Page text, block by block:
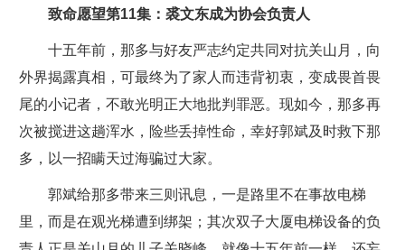
致命愿望第11集：裘文东成为协会负责人
十五年前，那多与好友严志约定共同对抗关山月，向
外界揭露真相，可最终为了家人而违背初衷，变成畏首畏
尾的小记者，不敢光明正大地批判罪恶。现如今，那多再
次被搅进这趟浑水，险些丢掉性命，幸好郭斌及时救下那
多，以一招瞒天过海骗过大家。
郭斌给那多带来三则讯息，一是路里不在事故电梯
里，而是在观光梯遭到绑架；其次双子大厦电梯设备的负